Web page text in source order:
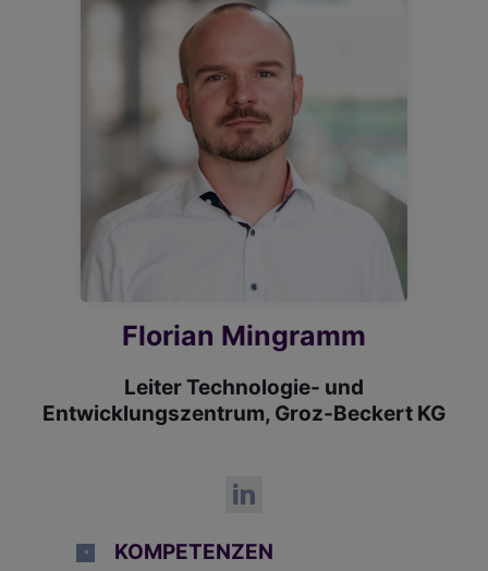
Florian Mingramm
Leiter Technologie- und
Entwicklungszentrum, Groz-Beckert KG
KOMPETENZEN